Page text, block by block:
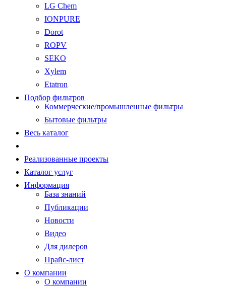
LG Chem
IONPURE
Dorot
ROPV
SEKO
Xylem
Etatron
Подбор фильтров
Коммерческие/промышленные фильтры
Бытовые фильтры
Весь каталог
Реализованные проекты
Каталог услуг
Информация
База знаний
Публикации
Новости
Видео
Для дилеров
Прайс-лист
О компании
О компании